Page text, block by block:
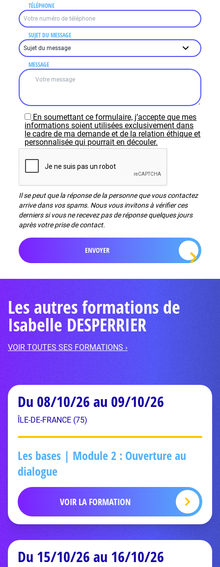
TÉLÉPHONE
SUJET DU MESSAGE
MESSAGE
En soumettant ce formulaire, j’accepte que mes
informations soient utilisées exclusivement dans
le cadre de ma demande et de la relation éthique et
personnalisée qui pourrait en découler.
Il se peut que la réponse de la personne que vous contactez
arrive dans vos spams. Nous vous invitons à vérifier ces
derniers si vous ne recevez pas de réponse quelques jours
après votre prise de contact.
Les autres formations de
Isabelle DESPERRIER
VOIR TOUTES SES FORMATIONS ›
Du 08/10/26 au 09/10/26
ÎLE-DE-FRANCE (75)
Les bases | Module 2 : Ouverture au
dialogue
VOIR LA FORMATION
Du 15/10/26 au 16/10/26